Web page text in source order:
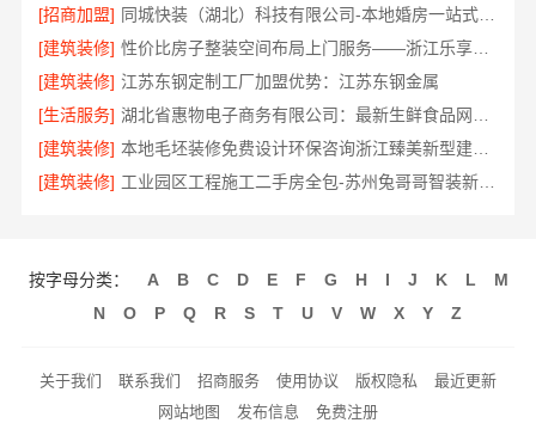
[招商加盟]
同城快装（湖北）科技有限公司-本地婚房一站式装修一口价
[建筑装修]
性价比房子整装空间布局上门服务——浙江乐享新材料有限公司
[建筑装修] 江苏东钢定制工厂加盟优势：江苏东钢金属
[生活服务]
[建筑装修]
本地毛坯装修免费设计环保咨询浙江臻美新型建材有限公司
[建筑装修]
工业园区工程施工二手房全包-苏州兔哥哥智装新材料
按字母分类： A B C D E F G H I J K L
M
N
O P Q R S T U V W X Y Z
关于我们 联系我们 招商服务 使用协议 版权隐私
最近更新
网站地图
发布信息 免费注册